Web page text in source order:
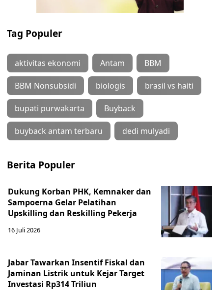
Tag Populer
aktivitas ekonomi Antam BBM
BBM Nonsubsidi biologis brasil vs haiti
bupati purwakarta Buyback
buyback antam terbaru dedi mulyadi
Berita Populer
Dukung Korban PHK, Kemnaker dan
Sampoerna Gelar Pelatihan
Upskilling dan Reskilling Pekerja
16 Juli 2026
Jabar Tawarkan Insentif Fiskal dan
Jaminan Listrik untuk Kejar Target
Investasi Rp314 Triliun